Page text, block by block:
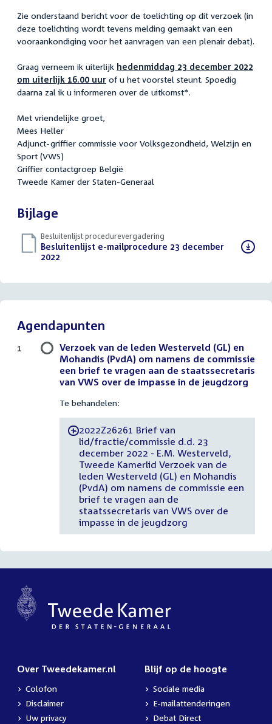
Zie onderstaand bericht voor de toelichting op dit verzoek (in
deze toelichting wordt tevens melding gemaakt van een
vooraankondiging voor het aanvragen van een plenair debat).
Graag verneem ik uiterlijk hedenmiddag 23 december 2022
om uiterlijk 16.00 uur of u het voorstel steunt. Spoedig
daarna zal ik u informeren over de uitkomst*.
Met vriendelijke groet,
Mees Heller
Adjunct-griffier commissie voor Volksgezondheid, Welzijn en
Sport (VWS)
Griffier contactgroep België
Tweede Kamer der Staten-Generaal
Bijlage
Besluitenlijst procedurevergadering
Download
bestand:
Besluitenlijst e-mailprocedure 23 december
2022
Agendapunten
Verzoek van de leden Westerveld (GL) en
Mohandis (PvdA) om namens de commissie
een brief te vragen aan de staatssecretaris
van VWS over de impasse in de jeugdzorg
Te behandelen:
-2022Z26261 Brief van
lid/fractie/commissie d.d. 23
december 2022 - E.M. Westerveld,
Tweede Kamerlid Verzoek van de
leden Westerveld (GL) en Mohandis
(PvdA) om namens de commissie een
brief te vragen aan de
staatssecretaris van VWS over de
impasse in de jeugdzorg
1
Over Tweedekamer.nl
Colofon
Disclaimer
Uw privacy
Blijf op de hoogte
Sociale media
E-mailattenderingen
Debat Direct